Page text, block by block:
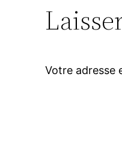
Votre adresse